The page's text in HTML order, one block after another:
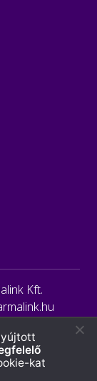
Kft.
kat